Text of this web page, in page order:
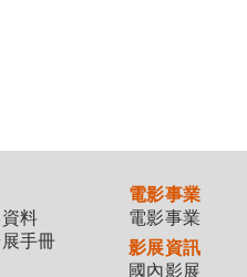
料
手冊
電影事業
電影事業
影展資訊
國內影展